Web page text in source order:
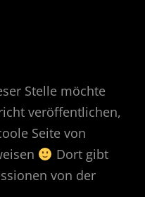
Stelle möchte
veröffentlichen,
Seite von
Dort gibt
von der